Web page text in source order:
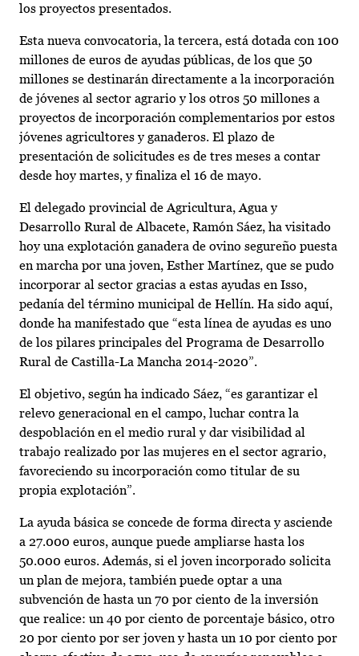
los proyectos presentados.
Esta nueva convocatoria, la tercera, está dotada con 100
millones de euros de ayudas públicas, de los que 50
millones se destinarán directamente a la incorporación
de jóvenes al sector agrario y los otros 50 millones a
proyectos de incorporación complementarios por estos
jóvenes agricultores y ganaderos. El plazo de
presentación de solicitudes es de tres meses a contar
desde hoy martes, y finaliza el 16 de mayo.
El delegado provincial de Agricultura, Agua y
Desarrollo Rural de Albacete, Ramón Sáez, ha visitado
hoy una explotación ganadera de ovino segureño puesta
en marcha por una joven, Esther Martínez, que se pudo
incorporar al sector gracias a estas ayudas en Isso,
pedanía del término municipal de Hellín. Ha sido aquí,
donde ha manifestado que “esta línea de ayudas es uno
de los pilares principales del Programa de Desarrollo
Rural de Castilla-La Mancha 2014-2020”.
El objetivo, según ha indicado Sáez, “es garantizar el
relevo generacional en el campo, luchar contra la
despoblación en el medio rural y dar visibilidad al
trabajo realizado por las mujeres en el sector agrario,
favoreciendo su incorporación como titular de su
propia explotación”.
La ayuda básica se concede de forma directa y asciende
a 27.000 euros, aunque puede ampliarse hasta los
50.000 euros. Además, si el joven incorporado solicita
un plan de mejora, también puede optar a una
subvención de hasta un 70 por ciento de la inversión
que realice: un 40 por ciento de porcentaje básico, otro
20 por ciento por ser joven y hasta un 10 por ciento por